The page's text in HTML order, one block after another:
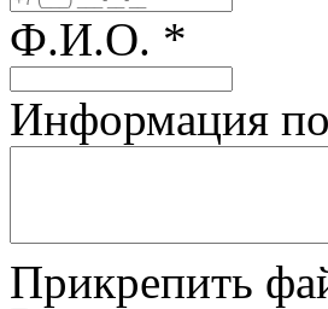
Ф.И.О. *
Информация по
Прикрепить